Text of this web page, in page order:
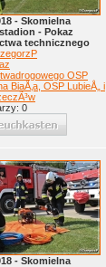
- Skomielna
- Pokaz
technicznego
OSP
BiaÅ‚a, OSP LubieÅ„ i
0
- Skomielna